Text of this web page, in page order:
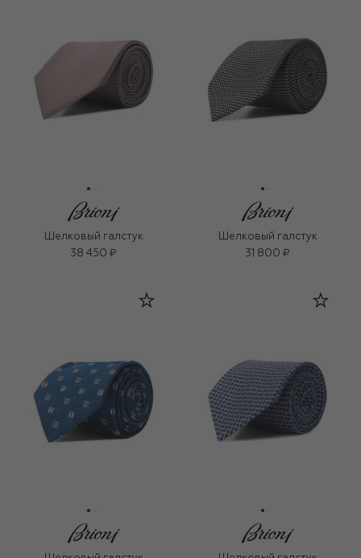
Шелковый галстук
38 450 ₽
Шелковый галстук
31 800 ₽